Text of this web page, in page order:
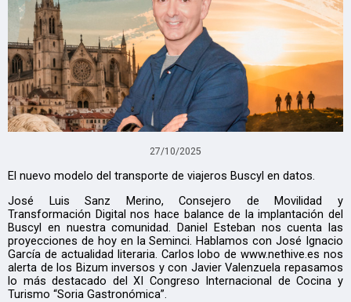
27/10/2025
El nuevo modelo del transporte de viajeros Buscyl en datos.
José Luis Sanz Merino, Consejero de Movilidad y
Transformación Digital nos hace balance de la implantación del
Buscyl en nuestra comunidad. Daniel Esteban nos cuenta las
proyecciones de hoy en la Seminci. Hablamos con José Ignacio
García de actualidad literaria. Carlos lobo de www.nethive.es nos
alerta de los Bizum inversos y con Javier Valenzuela repasamos
lo más destacado del XI Congreso Internacional de Cocina y
Turismo “Soria Gastronómica”.